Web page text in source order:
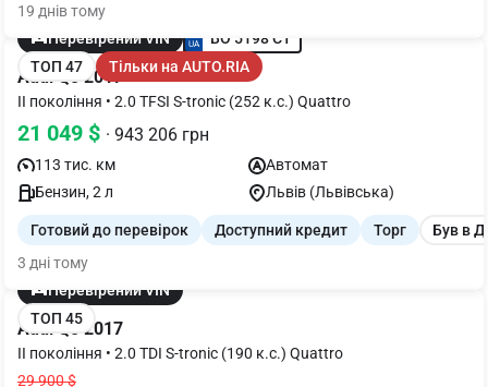
19 днів тому
Перевірений VIN
BO 5198 CT
ТОП 47
Тільки на AUTO.RIA
Audi Q5 2017
II покоління • 2.0 TFSI S-tronic (252 к.с.) Quattro
21 049 $ · 943 206 грн
113 тис. км
Автомат
Бензин, 2 л
Львів (Львівська)
Готовий до перевірок Доступний кредит Торг
Був в
3 дні тому
Перевірений VIN
ТОП 45
Audi Q5 2017
II покоління • 2.0 TDI S-tronic (190 к.с.) Quattro
29 900 $